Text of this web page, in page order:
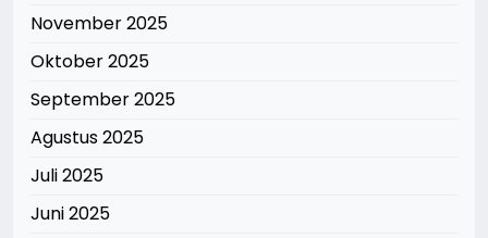
November 2025
Oktober 2025
September 2025
Agustus 2025
Juli 2025
Juni 2025